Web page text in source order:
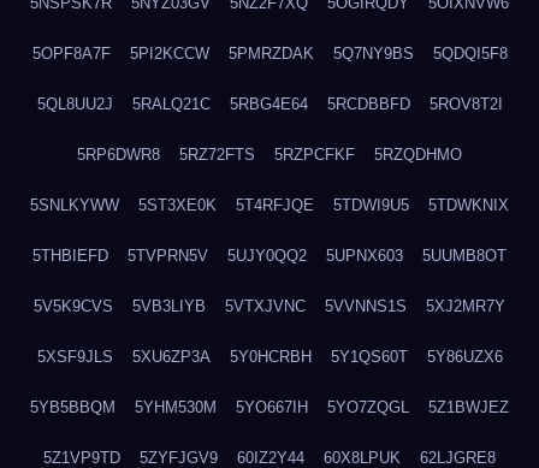
5OPF8A7F 5PI2KCCW 5PMRZDAK 5Q7NY9BS 5QDQI5F8
5QL8UU2J 5RALQ21C 5RBG4E64 5RCDBBFD 5ROV8T2I
5RP6DWR8 5RZ72FTS 5RZPCFKF 5RZQDHMO
5SNLKYWW 5ST3XE0K 5T4RFJQE 5TDWI9U5 5TDWKNIX
5THBIEFD 5TVPRN5V 5UJY0QQ2 5UPNX603 5UUMB8OT
5V5K9CVS 5VB3LIYB 5VTXJVNC 5VVNNS1S 5XJ2MR7Y
5XSF9JLS 5XU6ZP3A 5Y0HCRBH 5Y1QS60T 5Y86UZX6
5YB5BBQM 5YHM530M 5YO667IH 5YO7ZQGL 5Z1BWJEZ
5Z1VP9TD 5ZYFJGV9 60IZ2Y44 60X8LPUK 62LJGRE8